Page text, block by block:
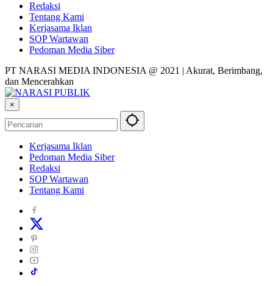
Redaksi
Tentang Kami
Kerjasama Iklan
SOP Wartawan
Pedoman Media Siber
PT NARASI MEDIA INDONESIA @ 2021 | Akurat, Berimbang,
dan Mencerahkan
×
Kerjasama Iklan
Pedoman Media Siber
Redaksi
SOP Wartawan
Tentang Kami